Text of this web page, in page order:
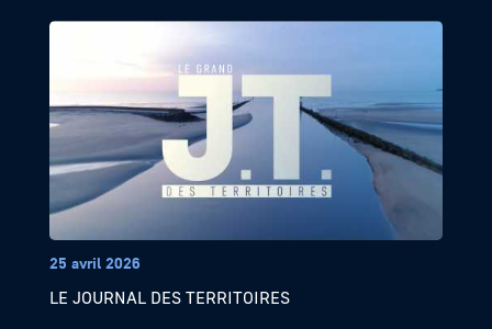
25 avril 2026
LE JOURNAL DES TERRITOIRES